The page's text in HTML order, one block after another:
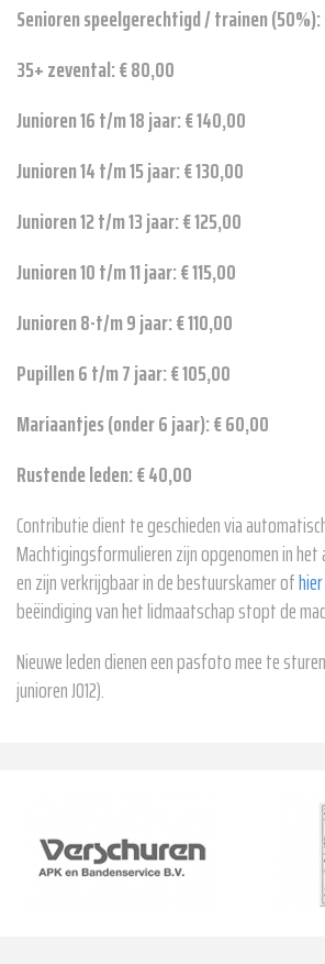
Senioren speelgerechtigd / trainen
35+ zevental: € 80,00
Junioren 16 t/m 18 jaar: € 140,00
Junioren 14 t/m 15 jaar: € 130,00
Junioren 12 t/m 13 jaar: € 125,00
Junioren 10 t/m 11 jaar: € 115,00
Junioren 8-t/m 9 jaar: € 110,00
Pupillen 6 t/m 7 jaar: € 105,00
Mariaantjes (onder 6 jaar): € 60,00
Rustende leden: € 40,00
Contributie dient te geschieden via
Machtigingsformulieren zijn opgenomen in
en zijn verkrijgbaar in de bestuurskamer ofhier
beëindiging van het lidmaatschap stopt de
Nieuwe leden dienen een pasfoto mee te
junioren JO12).